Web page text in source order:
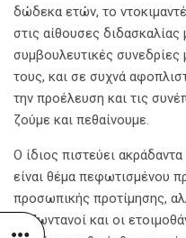
δώδεκα ετών, το
στις αίθουσες
συμβουλευτικές συνεδρίες
τους, και σε συχνά
την προέλευση και τις
ζούμε και πεθαίνουμε.
Ο ίδιος πιστεύει
είναι θέμα πεφωτισμένου
προσωπικής προτίμησης,
οι ζωντανοί και οι